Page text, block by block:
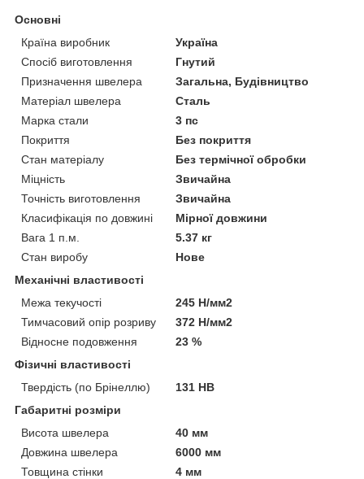
Основні
Країна виробник
Україна
Спосіб виготовлення
Гнутий
Призначення швелера
Загальна, Будівництво
Матеріал швелера
Сталь
Марка стали
3 пс
Покриття
Без покриття
Стан матеріалу
Без термічної обробки
Міцність
Звичайна
Точність виготовлення
Звичайна
Класифікація по довжині
Мірної довжини
Вага 1 п.м.
5.37 кг
Стан виробу
Нове
Механічні властивості
Межа текучості
245 Н/мм2
Тимчасовий опір розриву
372 Н/мм2
Відносне подовження
23 %
Фізичні властивості
Твердість (по Брінеллю)
131 НВ
Габаритні розміри
Висота швелера
40 мм
Довжина швелера
6000 мм
Товщина стінки
4 мм